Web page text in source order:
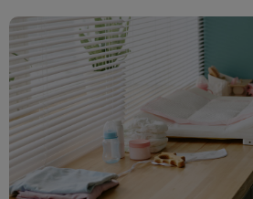
model od sprawdzonych producentów,
HuggimalsczyMembantu
, masz
dziecku bezpieczne i skuteczne